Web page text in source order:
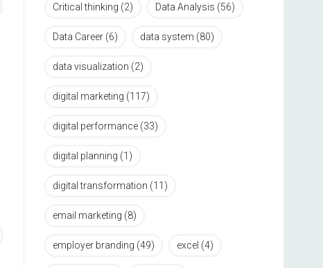
Critical thinking (2) Data Analysis (56)
Data Career (6) data system (80)
data visualization (2)
digital marketing (117)
digital performance (33)
digital planning (1)
digital transformation (11)
email marketing (8)
employer branding (49) excel (4)